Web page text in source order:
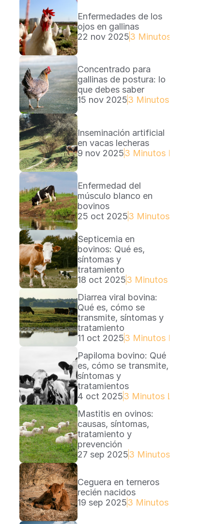
Enfermedades de los
ojos en gallinas
22 nov 20253 Minutos Lectura
Concentrado para
gallinas de postura: lo
que debes saber
15 nov 20253 Minutos Lectura
Inseminación artificial
en vacas lecheras
9 nov 20253 Minutos Lectura
Enfermedad del
músculo blanco en
bovinos
25 oct 20253 Minutos Lectura
Septicemia en
bovinos: Qué es,
síntomas y
tratamiento
18 oct 20253 Minutos Lectura
Diarrea viral bovina:
Qué es, cómo se
transmite, síntomas y
tratamiento
11 oct 20253 Minutos Lectura
Papiloma bovino: Qué
es, cómo se transmite,
síntomas y
tratamientos
4 oct 20253 Minutos Lectura
Mastitis en ovinos:
causas, síntomas,
tratamiento y
prevención
27 sep 20253 Minutos Lectura
Ceguera en terneros
recién nacidos
19 sep 20253 Minutos Lectura